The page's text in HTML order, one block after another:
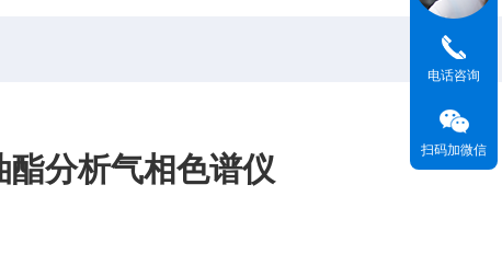
分析气相色谱仪
电话咨询
扫码加微信